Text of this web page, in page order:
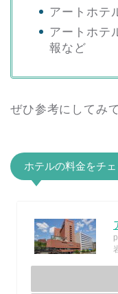
アートホテ
アートホテ
報など
ぜひ参考にしてみ
ホテルの料金をチ